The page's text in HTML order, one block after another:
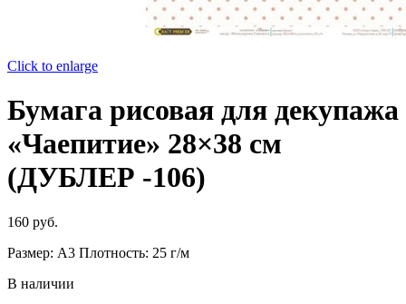
Click to enlarge
Бумага рисовая для декупажа
«Чаепитие» 28×38 см
(ДУБЛЕР -106)
160 руб.
Размер: А3 Плотность: 25 г/м
В наличии